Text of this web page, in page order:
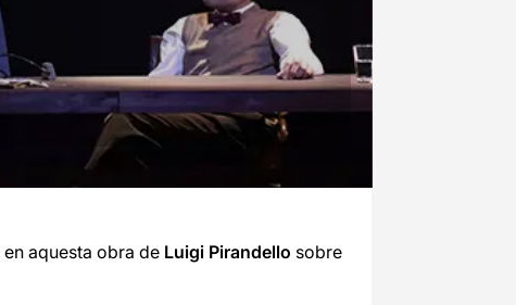
en aquesta obra de Luigi Pirandello sobre